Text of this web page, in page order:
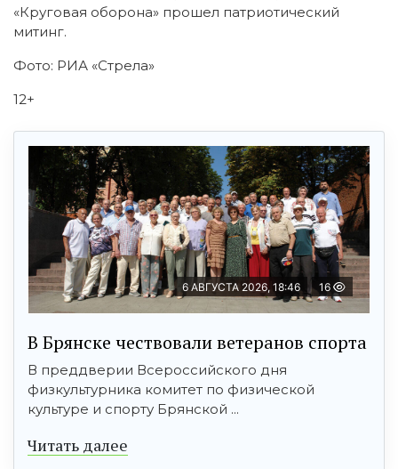
«Круговая оборона» прошел патриотический
митинг.
Фото: РИА «Стрела»
12+
6 АВГУСТА 2026, 18:46 16
В Брянске чествовали ветеранов спорта
В преддверии Всероссийского дня
физкультурника комитет по физической
культуре и спорту Брянской ...
Читать далее